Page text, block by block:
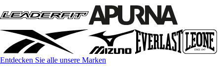
Entdecken Sie alle unsere Marken